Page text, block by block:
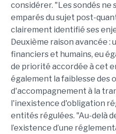
considérer. "Les sondés ne
emparés du sujet post-
clairement identifié ses
Deuxième raison avancée :
financiers et humains, eu
de priorité accordée à cet
également la faiblesse des
d'accompagnement à la
l'inexistence d'obligation
entités régulées. "Au-delà
l’existence d’une